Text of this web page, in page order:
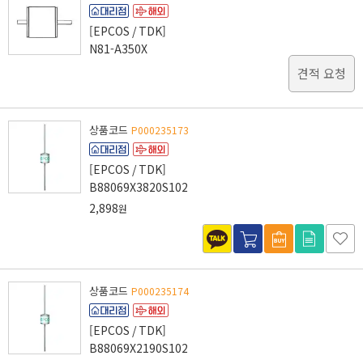
[EPCOS / TDK]
N81-A350X
견적 요청
상품코드 P000235173
[EPCOS / TDK]
B88069X3820S102
2,898원
상품코드 P000235174
[EPCOS / TDK]
B88069X2190S102